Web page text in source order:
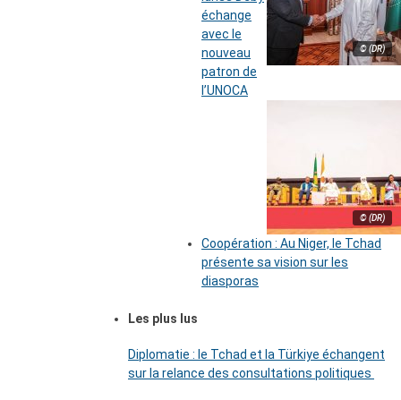
© (DR)
échange
avec le
nouveau
patron de
l’UNOCA
© (DR)
Coopération : Au Niger, le Tchad
présente sa vision sur les
diasporas
Les plus lus
Diplomatie : le Tchad et la Türkiye échangent
sur la relance des consultations politiques